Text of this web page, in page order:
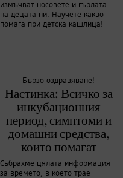
измъчват носовете и гърлата
на децата ни. Научете какво
помага при детска кашлица!
Бързо оздравяване!
Настинка: Всичко за
инкубационния
период, симптоми и
домашни средства,
които помагат
Събрахме цялата информация
за времето, в което трае